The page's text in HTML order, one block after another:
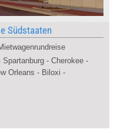
Südstaaten
- Cherokee -
Orleans - Biloxi -